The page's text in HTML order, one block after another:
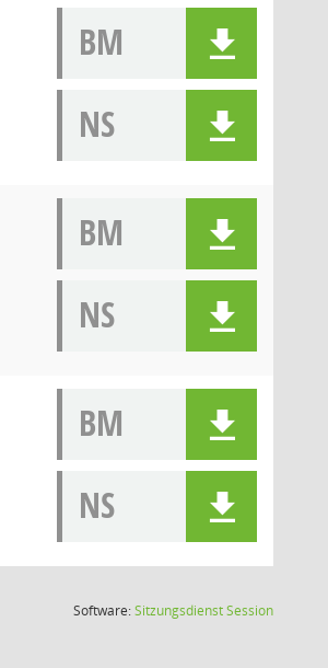
BM
NS
BM
NS
BM
NS
Software:SitzungsdienstSession(Wird in